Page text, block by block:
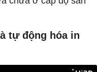
tự động hóa in